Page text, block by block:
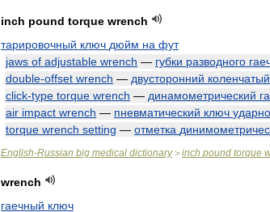
inch pound torque wrench
тарировочный ключ дюйм на фут
jaws of adjustable wrench — губки разводного
double-offset wrench — двусторонний коленчатый
click-type torque wrench — динамометрический
air impact wrench — пневматический ключ
torque wrench setting — отметка
English-Russian big medical dictionary> inch pound torque
wrench
гаечный ключ